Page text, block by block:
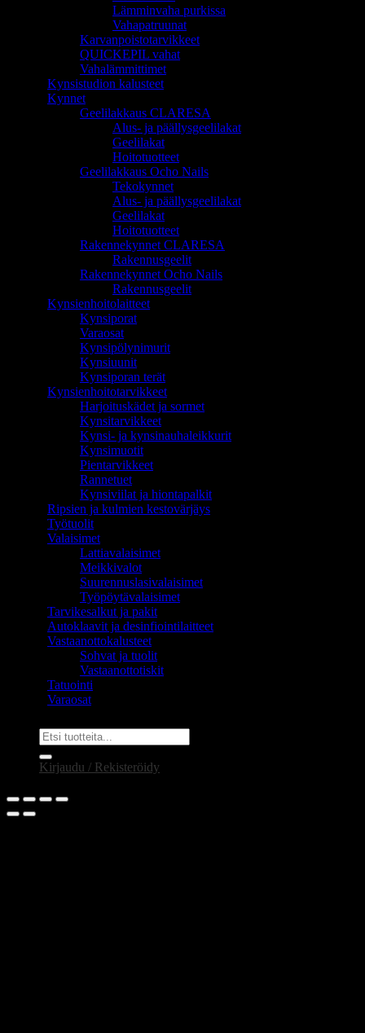
Lämminvaha purkissa
Vahapatruunat
Karvanpoistotarvikkeet
QUICKEPIL vahat
Vahalämmittimet
Kynsistudion kalusteet
Kynnet
Geelilakkaus CLARESA
Alus- ja päällysgeelilakat
Geelilakat
Hoitotuotteet
Geelilakkaus Ocho Nails
Tekokynnet
Alus- ja päällysgeelilakat
Geelilakat
Hoitotuotteet
Rakennekynnet CLARESA
Rakennusgeelit
Rakennekynnet Ocho Nails
Rakennusgeelit
Kynsienhoitolaitteet
Kynsiporat
Varaosat
Kynsipölynimurit
Kynsiuunit
Kynsiporan terät
Kynsienhoitotarvikkeet
Harjoituskädet ja sormet
Kynsitarvikkeet
Kynsi- ja kynsinauhaleikkurit
Kynsimuotit
Pientarvikkeet
Rannetuet
Kynsiviilat ja hiontapalkit
Ripsien ja kulmien kestovärjäys
Työtuolit
Valaisimet
Lattiavalaisimet
Meikkivalot
Suurennuslasivalaisimet
Työpöytävalaisimet
Tarvikesalkut ja pakit
Autoklaavit ja desinfiointilaitteet
Vastaanottokalusteet
Sohvat ja tuolit
Vastaanottotiskit
Tatuointi
Varaosat
Etsi:
Kirjaudu / Rekisteröidy